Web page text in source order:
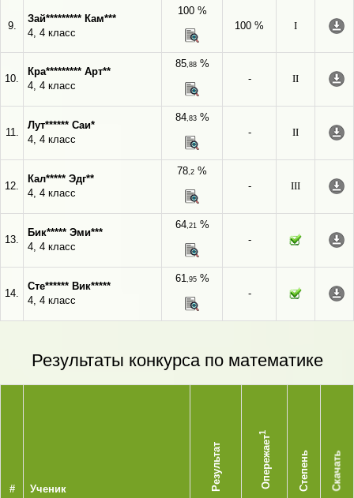
9.
Зай********* Кам***
4, 4 класс
100 %
100 %
I
10.
Кра********* Арт**
4, 4 класс
85,88%
-
II
11.
Лут****** Саи*
4, 4 класс
84,83%
-
II
12.
Кал***** Эдг**
4, 4 класс
78,2 %
-
III
13.
Бик***** Эми***
4, 4 класс
64,21%
-
14.
Сте****** Вик*****
4, 4 класс
61,95%
-
Результаты конкурса по математике
# Ученик Результат Опережает
1
Степень Скачать